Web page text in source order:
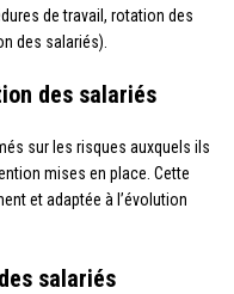
de travail, rotation des
des salariés).
des salariés
sur les risques auxquels ils
mises en place. Cette
et adaptée à l’évolution
salariés